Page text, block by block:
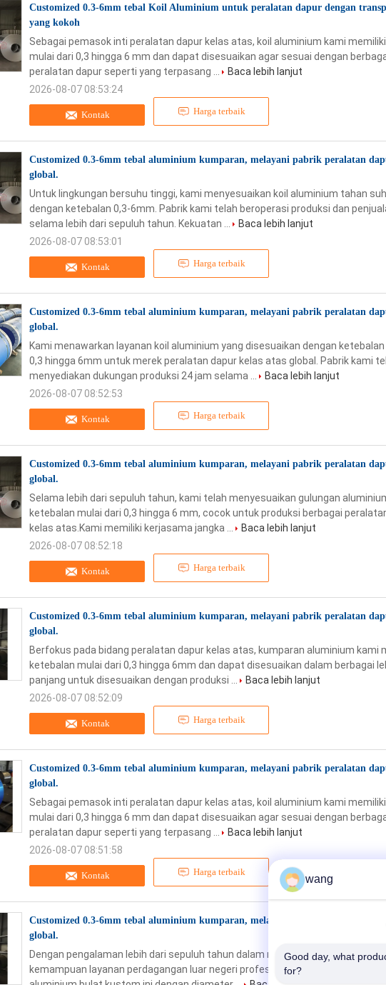
Customized 0.3-6mm tebal Koil Aluminium untuk peralatan dapur dengan
yang kokoh
Kontak Harga terbaik
Sebagai pemasok inti peralatan dapur kelas atas, koil aluminium kami
mulai dari 0,3 hingga 6 mm dan dapat disesuaikan agar sesuai dengan
peralatan dapur seperti yang terpasang ...
Baca lebih lanjut
2026-08-07 08:53:24
Customized 0.3-6mm tebal aluminium kumparan, melayani pabrik peralatan
global.
Kontak Harga terbaik
Untuk lingkungan bersuhu tinggi, kami menyesuaikan koil aluminium tahan
dengan ketebalan 0,3-6mm. Pabrik kami telah beroperasi produksi dan
selama lebih dari sepuluh tahun. Kekuatan ...
Baca lebih lanjut
2026-08-07 08:53:01
Customized 0.3-6mm tebal aluminium kumparan, melayani pabrik peralatan
global.
Kontak Harga terbaik
Kami menawarkan layanan koil aluminium yang disesuaikan dengan
0,3 hingga 6mm untuk merek peralatan dapur kelas atas global. Pabrik kami
menyediakan dukungan produksi 24 jam selama ...
Baca lebih lanjut
2026-08-07 08:52:53
Customized 0.3-6mm tebal aluminium kumparan, melayani pabrik peralatan
global.
Kontak Harga terbaik
Selama lebih dari sepuluh tahun, kami telah menyesuaikan gulungan
ketebalan mulai dari 0,3 hingga 6 mm, cocok untuk produksi berbagai
kelas atas.Kami memiliki kerjasama jangka ...
Baca lebih lanjut
2026-08-07 08:52:18
Customized 0.3-6mm tebal aluminium kumparan, melayani pabrik peralatan
global.
Kontak Harga terbaik
Berfokus pada bidang peralatan dapur kelas atas, kumparan aluminium kami
ketebalan mulai dari 0,3 hingga 6mm dan dapat disesuaikan dalam berbagai
panjang untuk disesuaikan dengan produksi ...
Baca lebih lanjut
2026-08-07 08:52:09
Customized 0.3-6mm tebal aluminium kumparan, melayani pabrik peralatan
global.
Kontak Harga terbaik
Sebagai pemasok inti peralatan dapur kelas atas, koil aluminium kami
mulai dari 0,3 hingga 6 mm dan dapat disesuaikan agar sesuai dengan
peralatan dapur seperti yang terpasang ...
Baca lebih lanjut
2026-08-07 08:51:58
Customized 0.3-6mm tebal aluminium kumparan, melayani pabrik peralatan
global.
Dengan pengalaman lebih dari sepuluh tahun dalam manufaktur produk
kemampuan layanan perdagangan luar negeri profesional, kami telah
wang
Good day, what
for?